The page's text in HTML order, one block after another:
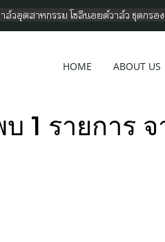
ล์วอุตสาหกรรม โซลีนอยด์วาล์ว ชุดก
HOME ABOUT US
1 รายการ